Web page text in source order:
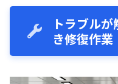
トラブル
き修復作業